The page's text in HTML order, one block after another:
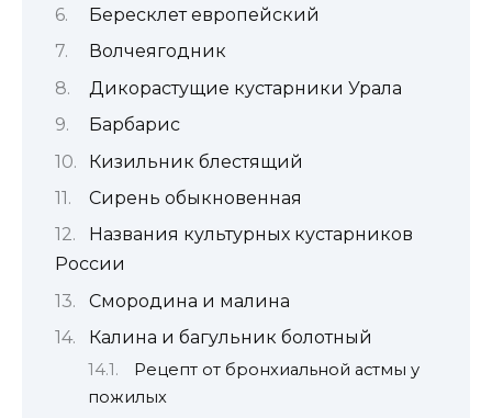
Бересклет европейский
Волчеягодник
Дикорастущие кустарники Урала
Барбарис
Кизильник блестящий
Сирень обыкновенная
Названия культурных кустарников
России
Смородина и малина
Калина и багульник болотный
Рецепт от бронхиальной астмы у
пожилых